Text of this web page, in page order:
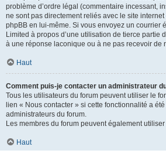
problème d’ordre légal (commentaire incessant,
ne sont pas directement reliés avec le site
phpBB en lui-même. Si vous envoyez un courrier
Limited à propos d’une utilisation de tierce partie
à une réponse laconique ou à ne pas recevoir de
Haut
Comment puis-je contacter un administrateur
Tous les utilisateurs du forum peuvent utiliser le
lien « Nous contacter » si cette fonctionnalité a
administrateurs du forum.
Les membres du forum peuvent également
Haut